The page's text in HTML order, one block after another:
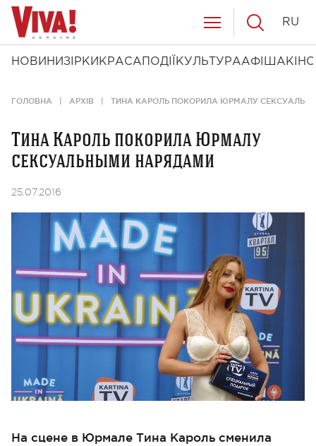
НОВИНИ ЗІРКИ КРАСА ПОДІЇ КУЛЬТУРААФІША КІНО
RU
ГОЛОВНА АРХІВ ТИНА КАРОЛЬ ПОКОРИЛА ЮРМАЛУ
Тина Кароль покорила Юрмалу
сексуальными нарядами
25.07.2016
На сцене в Юрмале Тина Кароль сменила